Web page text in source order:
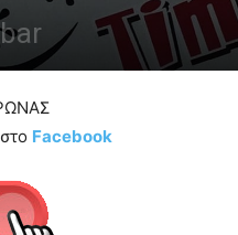
Facebook